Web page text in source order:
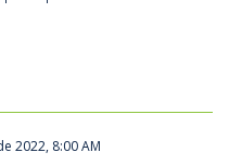
2022, 8:00 AM